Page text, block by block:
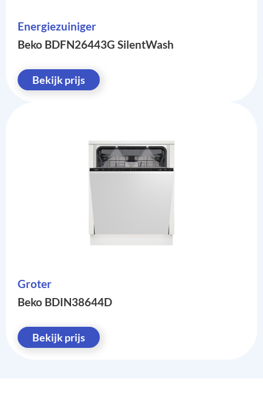
Energiezuiniger
Beko BDFN26443G SilentWash
Bekijk prijs
Groter
Beko BDIN38644D
Bekijk prijs